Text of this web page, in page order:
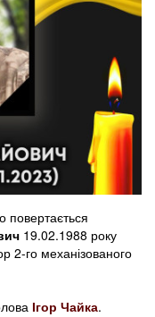
повертається
19.02.1988 року
2-го механізованого
Ігор Чайка.